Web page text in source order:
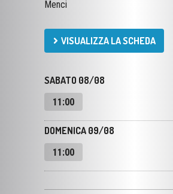
VISUALIZZA LA SCHEDA
SABATO 08/08
DOMENICA 09/08
11:00